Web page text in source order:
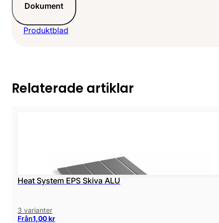
Dokument
Produktblad
Relaterade artiklar
Heat System EPS Skiva ALU
3 varianter
Från1,00kr